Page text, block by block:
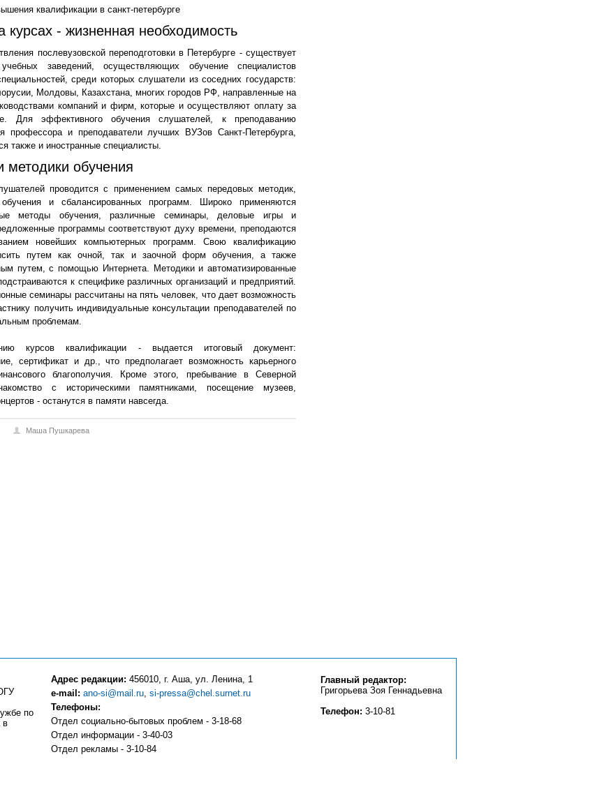
курсах - жизненная необходимость
послевузовской переподготовки в Петербурге - существует
заведений, осуществляющих обучение специалистов
среди которых слушатели из соседних государств:
Молдовы, Казахстана, многих городов РФ, направленные на
компаний и фирм, которые и осуществляют оплату за
Для эффективного обучения слушателей, к преподаванию
профессора и преподаватели лучших ВУЗов Санкт-Петербурга,
также и иностранные специалисты.
обучения
проводится с применением самых передовых методик,
обучения и сбалансированных программ. Широко применяются
методы обучения, различные семинары, деловые игры и
программы соответствуют духу времени, преподаются
новейших компьютерных программ. Свою квалификацию
путем как очной, так и заочной форм обучения, а также
путем, с помощью Интернета. Методики и автоматизированные
к специфике различных организаций и предприятий.
семинары рассчитаны на пять человек, что дает возможность
получить индивидуальные консультации преподавателей по
проблемам.
курсов квалификации - выдается итоговый документ:
сертификат и др., что предполагает возможность карьерного
благополучия. Кроме этого, пребывание в Северной
с историческими памятниками, посещение музеев,
- останутся в памяти навсегда.
Маша Пушкарева
по
в
Адрес редакции: 456010, г. Аша, ул. Ленина, 1
e-mail: ano-si@mail.ru, si-pressa@chel.surnet.ru
Телефоны:
Отдел социально-бытовых проблем - 3-18-68
Отдел информации - 3-40-03
Отдел рекламы - 3-10-84
Главный редактор:
Григорьева Зоя Геннадьевна
Телефон: 3-10-81